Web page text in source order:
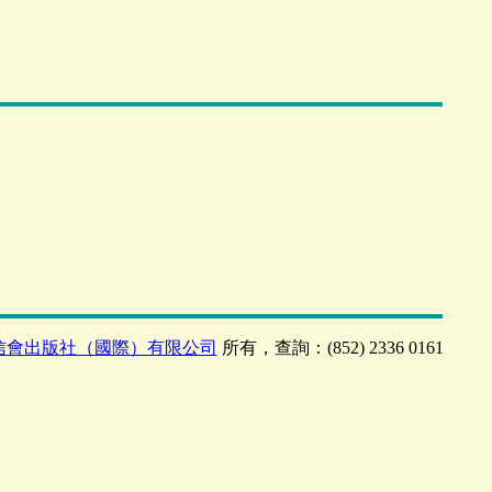
會出版社（國際）有限公司 所有，查詢：(852) 2336 0161